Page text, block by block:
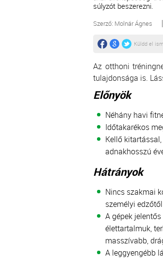
súlyzót beszerezni.
Szerző: Molnár Ágnes
Küldd el
Az otthoni
tulajdonsága is.
Előnyök
Néhány havi
Időtakarékos
Kellő
adnakhosszú
Hátrányok
Nincs szakmai
személyi
A gépek
élettartalmuk,
masszívabb,
A leggyengébb